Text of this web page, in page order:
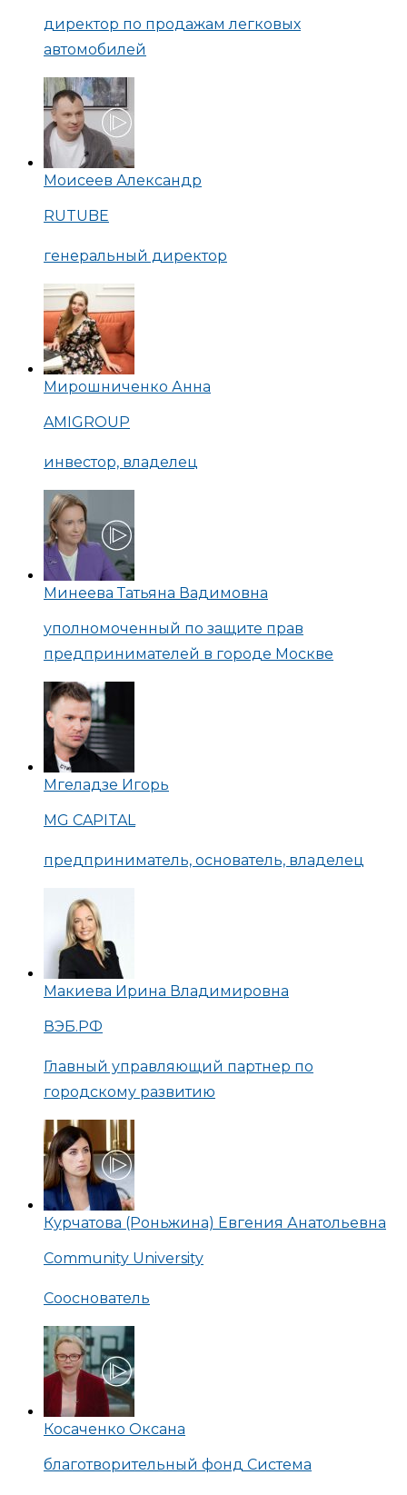
директор по продажам легковых
автомобилей
Моисеев Александр
RUTUBE
генеральный директор
Мирошниченко Анна
AMIGROUP
инвестор, владелец
Минеева Татьяна Вадимовна
уполномоченный по защите прав
предпринимателей в городе Москве
Мгеладзе Игорь
MG CAPITAL
предприниматель, основатель, владелец
Макиева Ирина Владимировна
ВЭБ.РФ
Главный управляющий партнер по
городскому развитию
Курчатова (Роньжина) Евгения Анатольевна
Community University
Сооснователь
Косаченко Оксана
благотворительный фонд Система